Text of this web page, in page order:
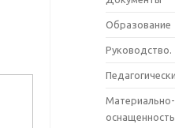
Образование
Руководство.
Материально-